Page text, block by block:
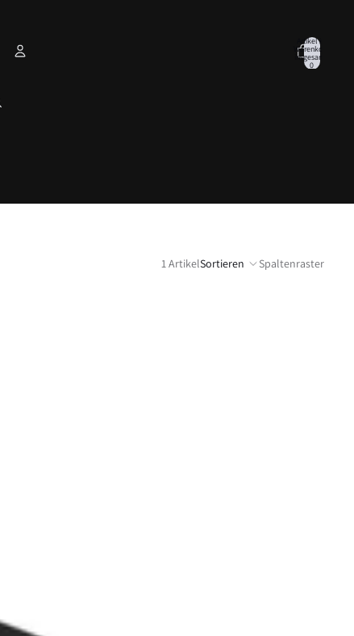
Artikel im
Warenkorb
insgesamt:
0
1 ArtikelSortieren Spaltenraster